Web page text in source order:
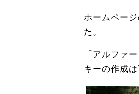
ホームペー
た。
「アルファ
キーの作成